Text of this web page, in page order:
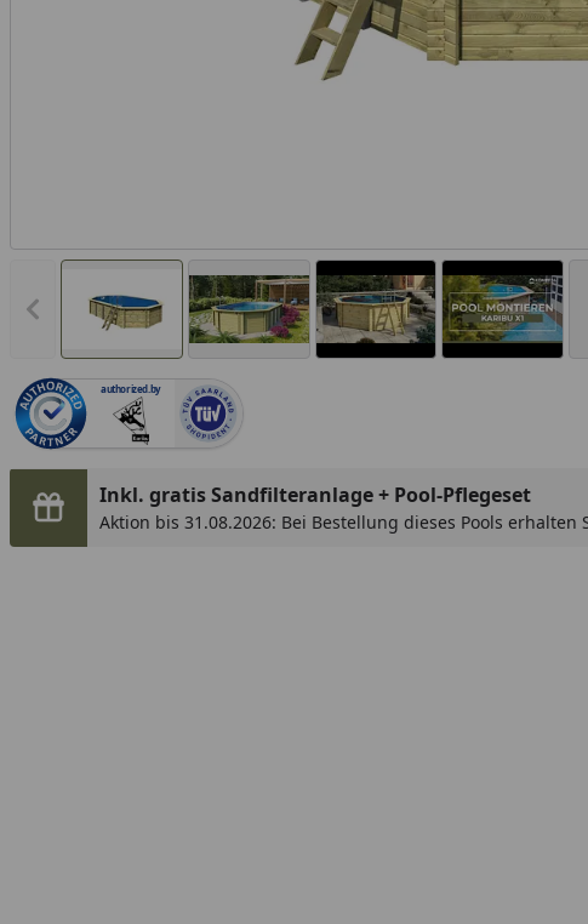
Vorheriges Bild anzeigen
authorized.by
Inkl. gratis Sandfilteranlage + Pool-Pflegeset
Aktion bis 31.08.2026: Bei Bestellung dieses Pools erhalten